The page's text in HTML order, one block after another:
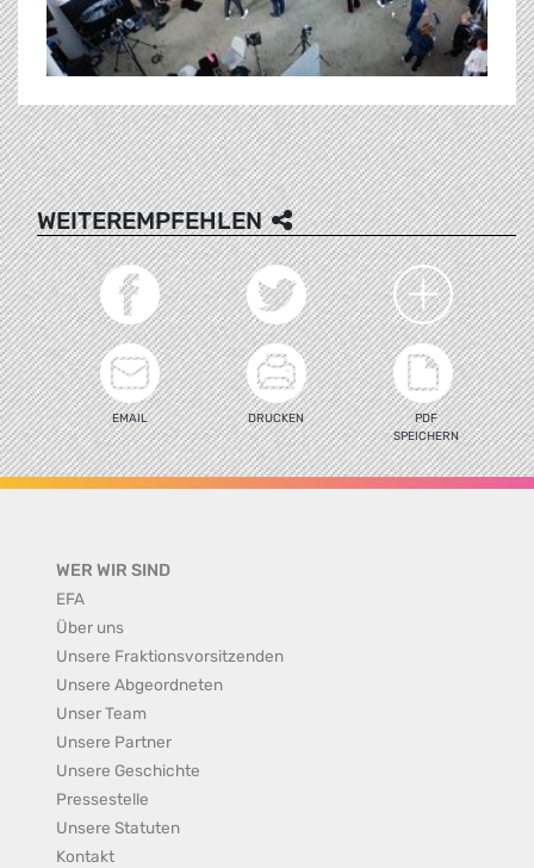
WEITEREMPFEHLEN
EMAIL DRUCKEN
PDF
SPEICHERN
WER WIR SIND
EFA
Über uns
Unsere Fraktionsvorsitzenden
Unsere Abgeordneten
Unser Team
Unsere Partner
Unsere Geschichte
Pressestelle
Unsere Statuten
Kontakt